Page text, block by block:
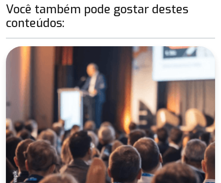
Você também pode gostar destes
conteúdos: